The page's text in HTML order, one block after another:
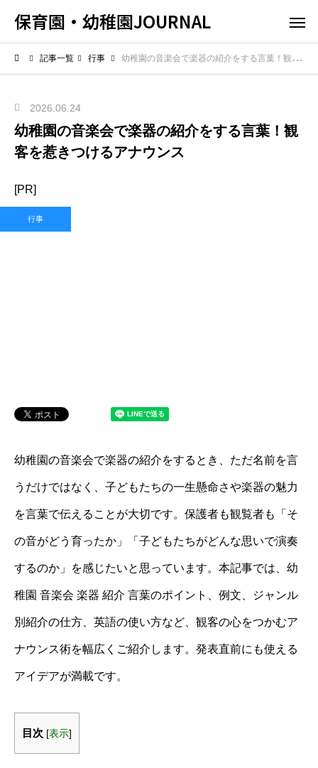
保育園・幼稚園JOURNAL
記事一覧 行事 幼稚園の音楽会で楽器の紹介をする言葉！観客を惹きつけるアナウンス
2026.06.24
幼稚園の音楽会で楽器の紹介をする言葉！観
客を惹きつけるアナウンス
[PR]
行事
幼稚園の音楽会で楽器の紹介をするとき、ただ名前を言
うだけではなく、子どもたちの一生懸命さや楽器の魅力
を言葉で伝えることが大切です。保護者も観覧者も「そ
の音がどう育ったか」「子どもたちがどんな思いで演奏
するのか」を感じたいと思っています。本記事では、幼
稚園 音楽会 楽器 紹介 言葉のポイント、例文、ジャンル
別紹介の仕方、英語の使い方など、観客の心をつかむア
ナウンス術を幅広くご紹介します。発表直前にも使える
アイデアが満載です。
目次 [表示]